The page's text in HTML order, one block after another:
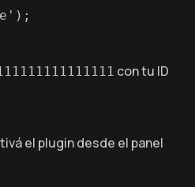
con tu ID
el plugin desde el panel